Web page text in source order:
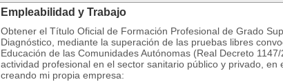
Empleabilidad y Trabajo
Obtener el Título Oficial de Formación Profesional de Grado
Diagnóstico, mediante la superación de las pruebas libres
Educación de las Comunidades Autónomas (Real Decreto
actividad profesional en el sector sanitario público y privado, en
creando mi propia empresa: